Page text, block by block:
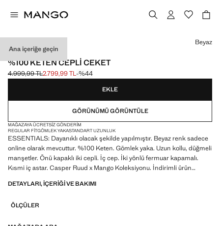
Ana içeriğe geçin
ESSENTIALS
%100 KETEN CEPLI CEKET
Üstü çizili ilk fiyat [4.999,99 TL ]
4.999,99 TL
Güncel fiyat [2.799,99 TL ]
2.799,99 TL-%44
Bir renk seçin
Beyaz
EKLE
GÖRÜNÜMÜ GÖRÜNTÜLE
MAĞAZAYA ÜCRETSIZ GÖNDERIM
REGULAR FITGÖMLEK YAKASTANDART UZUNLUK
ESSENTIALS: Dayanıklı olacak şekilde yapılmıştır. Beyaz renk sadece
online olarak mevcuttur. %100 Keten. Gömlek yaka. Uzun kollu, düğmeli
manşetler. Önü kapaklı iki cepli. İç cep. İki yönlü fermuar kapamalı.
Kısmi iç astar. Casper Ruud x Mango Koleksiyonu. İndirimli ürün
ESSENTIALS: Made to last. Kalite standartlarımızı artırarak
ürünler, artık daha da dayanıklı, çok yönlü ve zamansız
DETAYLARI, IÇERIĞI VE BAKIMI
ÖLÇÜLER